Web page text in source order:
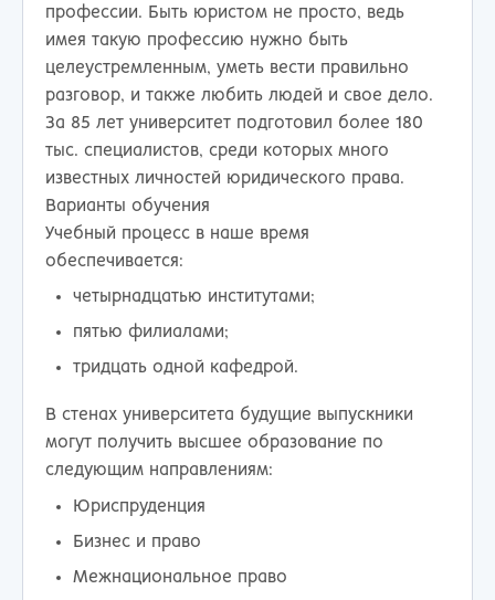
профессии. Быть юристом не просто, ведь
имея такую профессию нужно быть
целеустремленным, уметь вести правильно
разговор, и также любить людей и свое дело.
За 85 лет университет подготовил более 180
тыс. специалистов, среди которых много
известных личностей юридического права.
Варианты обучения
Учебный процесс в наше время
обеспечивается:
четырнадцатью институтами;
пятью филиалами;
тридцать одной кафедрой.
В стенах университета будущие выпускники
могут получить высшее образование по
следующим направлениям:
Юриспруденция
Бизнес и право
Межнациональное право